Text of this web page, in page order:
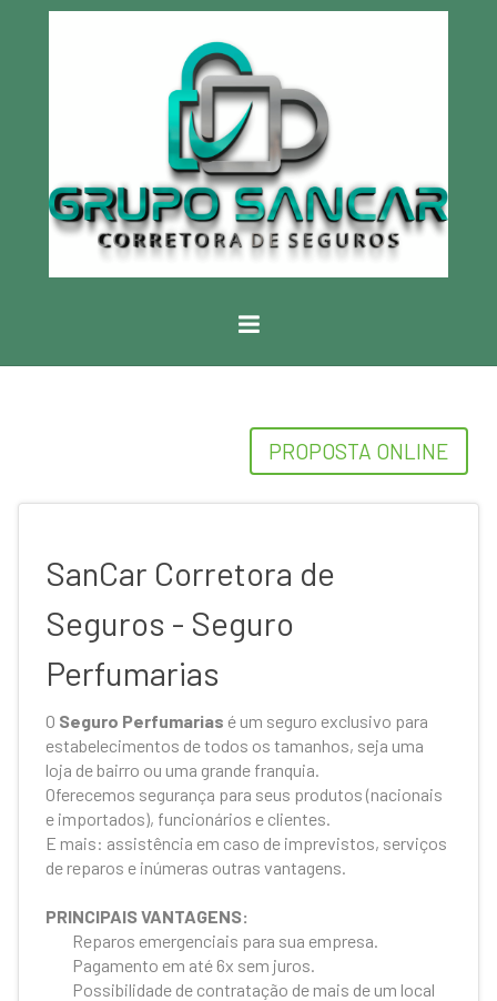
PROPOSTA ONLINE
SanCar Corretora de
Seguros - Seguro
Perfumarias
O Seguro Perfumarias é um seguro exclusivo para
estabelecimentos de todos os tamanhos, seja uma
loja de bairro ou uma grande franquia.
Oferecemos segurança para seus produtos (nacionais
e importados), funcionários e clientes.
E mais: assistência em caso de imprevistos, serviços
de reparos e inúmeras outras vantagens.
PRINCIPAIS VANTAGENS:
Reparos emergenciais para sua empresa.
Pagamento em até 6x sem juros.
Possibilidade de contratação de mais de um local